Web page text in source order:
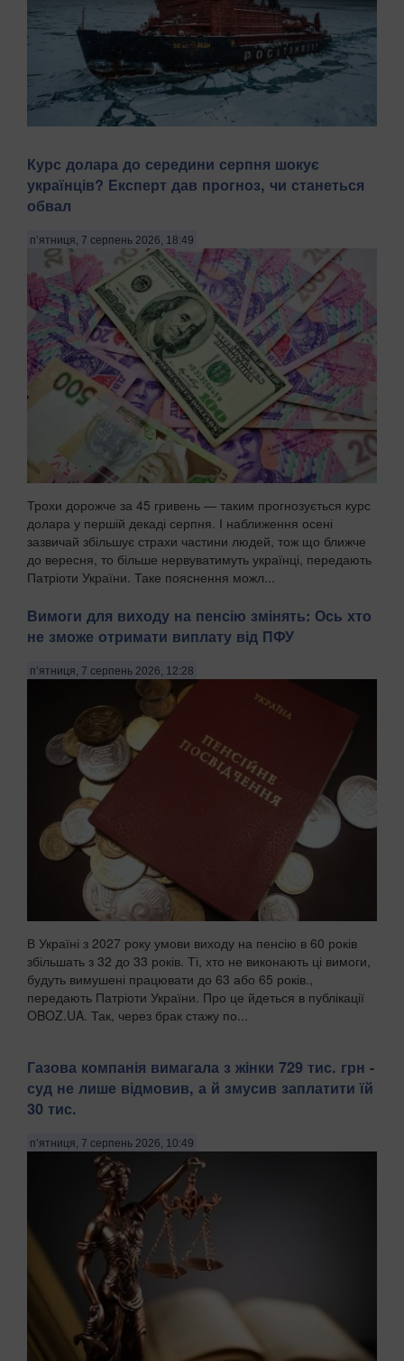
видобутку природних ресурсів. Територія Північного
Льодовитого океану, яка донедавна була вкрита товстими
шарами криги й залишалася важкодоступною для
Курс долара до середини серпня шокує
українців? Експерт дав прогноз, чи станеться
обвал
п’ятниця, 7 серпень 2026, 18:49
Трохи дорожче за 45 гривень — таким прогнозується курс
долара у першій декаді серпня. І наближення осені
зазвичай збільшує страхи частини людей, тож що ближче
до вересня, то більше нервуватимуть українці, передають
Патріоти України. Таке пояснення можл...
Вимоги для виходу на пенсію змінять: Ось хто
не зможе отримати виплату від ПФУ
п’ятниця, 7 серпень 2026, 12:28
В Україні з 2027 року умови виходу на пенсію в 60 років
збільшать з 32 до 33 років. Ті, хто не виконають ці вимоги,
будуть вимушені працювати до 63 або 65 років.,
передають Патріоти України. Про це йдеться в публікації
OBOZ.UA. Так, через брак стажу по...
Газова компанія вимагала з жінки 729 тис. грн -
суд не лише відмовив, а й змусив заплатити їй
30 тис.
п’ятниця, 7 серпень 2026, 10:49